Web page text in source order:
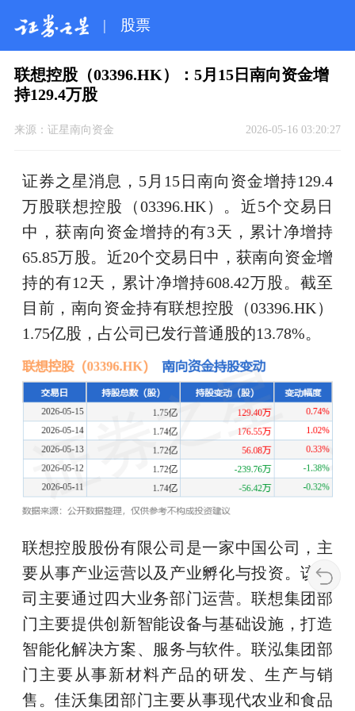
| 股票
联想控股（03396.HK）：5月15日南向资金增
持129.4万股
来源： 证星南向资金 2026-05-16 03:20:27
证券之星消息，5月15日南向资金增持129.4
万股联想控股（03396.HK）。近5个交易日
中，获南向资金增持的有3天，累计净增持
65.85万股。近20个交易日中，获南向资金增
持的有12天，累计净增持608.42万股。截至
目前，南向资金持有联想控股（03396.HK）
1.75亿股，占公司已发行普通股的13.78%。
联想控股股份有限公司是一家中国公司，主
要从事产业运营以及产业孵化与投资。该公
司主要通过四大业务部门运营。联想集团部
门主要提供创新智能设备与基础设施，打造
智能化解决方案、服务与软件。联泓集团部
门主要从事新材料产品的研发、生产与销
售。佳沃集团部门主要从事现代农业和食品